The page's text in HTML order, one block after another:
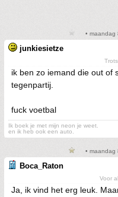
• maandag
junkiesietze
ik ben zo iemand die out of
tegenpartij.
fuck voetbal
Ik boek je met mijn neon je weet.
en ik heb ook een auto.
• maandag
Boca_Raton
Voor
Ja, ik vind het erg leuk.